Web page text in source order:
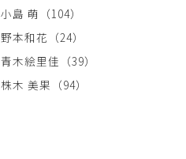
小島 萌 （104）
野本和花 （24）
青木絵里佳 （39）
株木 美果 （94）